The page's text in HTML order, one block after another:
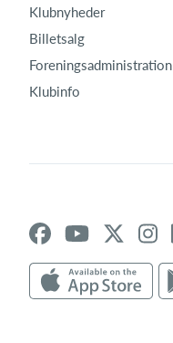
Klubnyheder
Billetsalg
Foreningsadministration
Klubinfo